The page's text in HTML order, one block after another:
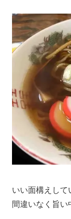
いい面構えして
間違いなく旨い